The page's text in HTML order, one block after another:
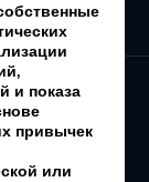
и показа
привычек
или